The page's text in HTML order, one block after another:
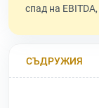
спад на
СЪДРУЖИЯ